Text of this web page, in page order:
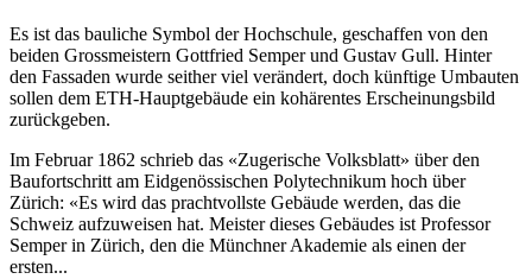
Es ist das bauliche Symbol der Hochschule, geschaffen von den
beiden Grossmeistern Gottfried Semper und Gustav Gull. Hinter
den Fassaden wurde seither viel verändert, doch künftige Umbauten
sollen dem ETH-Hauptgebäude ein kohärentes Erscheinungsbild
zurückgeben.
Im Februar 1862 schrieb das «Zugerische Volksblatt» über den
Baufortschritt am Eidgenössischen Polytechnikum hoch über
Zürich: «Es wird das prachtvollste Gebäude werden, das die
Schweiz aufzuweisen hat. Meister dieses Gebäudes ist Professor
Semper in Zürich, den die Münchner Akademie als einen der
ersten...